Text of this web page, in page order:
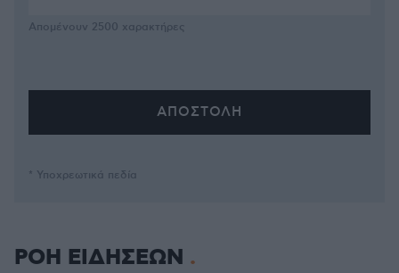
Απομένουν 2500 χαρακτήρες
* Υποχρεωτικά πεδία
ΡΟΗ ΕΙΔΗΣΕΩΝ